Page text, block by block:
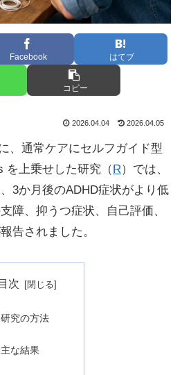
Facebook はてブ
コピー
2026.04.04 2026.04.05
、通常ケアにセルフガイド型
を上乗せした研究（ R）では、
3か月後のADHD症状がより低
障、抑うつ症状、自己評価、
告されました。
目次
研究の方法
主な結果